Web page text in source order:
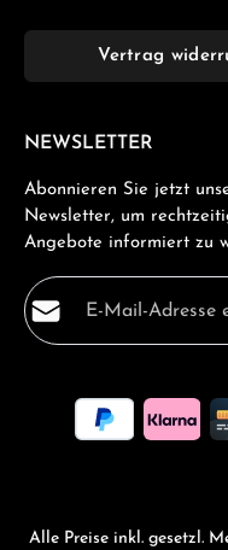
Vertrag
NEWSLETTER
Abonnieren Sie jetzt
Newsletter, um
Angebote informiert zu
E-Mail-Adresse*
Ich habe die
genommen und die
Pflichtfelder.
Alle Preise inkl. gesetzl.